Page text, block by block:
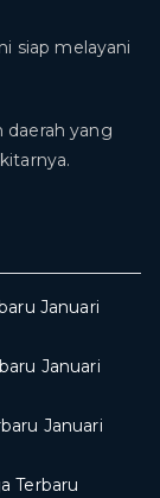
siap melayani
daerah yang
Januari
Januari
Januari
Terbaru